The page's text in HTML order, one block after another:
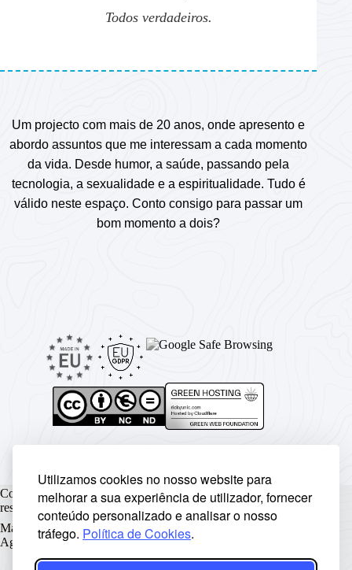
Utilizamos cookies no nosso website para
melhorar a sua experiência de utilizador, fornecer
conteúdo personalizado e analisar o nosso
tráfego. Política de Cookies.
Todos verdadeiros.
Um projecto com mais de 20 anos, onde apresento e
abordo assuntos que me interessam a cada momento
da vida. Desde humor, a saúde, passando pela
tecnologia, a sexualidade e a espiritualidade. Tudo é
válido neste espaço. Conto consigo para passar um
bom momento a dois?
Copyright © Rickyunic World® 2004 - 2026 | Todos os direitos
reservados.
Made with ♥ by Rickyunic . Crafted with care by
Agency .